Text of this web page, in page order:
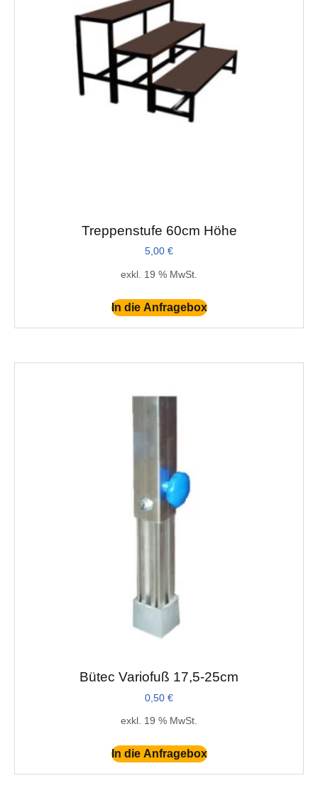
Treppenstufe 60cm Höhe
5,00 €
exkl. 19 % MwSt.
In die Anfragebox
Bütec Variofuß 17,5-25cm
0,50 €
exkl. 19 % MwSt.
In die Anfragebox